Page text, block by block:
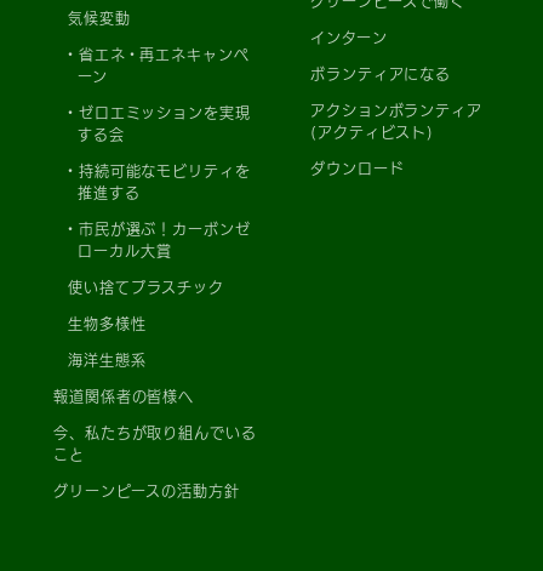
気候変動
省エネ・再エネキャンペ
ーン
ゼロエミッションを実現
する会
持続可能なモビリティを
推進する
市民が選ぶ！カーボンゼ
ローカル大賞
使い捨てプラスチック
生物多様性
海洋生態系
報道関係者の皆様へ
今、私たちが取り組んでいる
こと
グリーンピースの活動方針
インターン
ボランティアになる
アクションボランティア
(アクティビスト)
ダウンロード